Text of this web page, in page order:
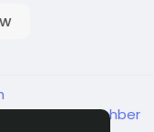
Center Rehber